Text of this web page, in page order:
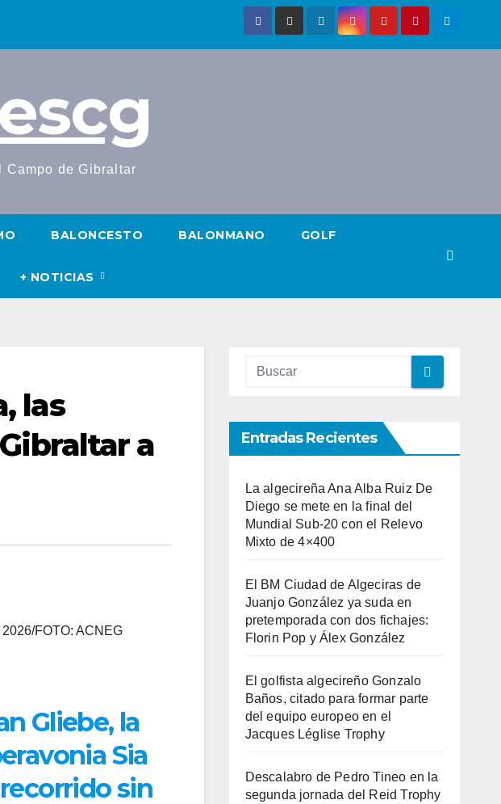
Campo de Gibraltar
BALONCESTO BALONMANO GOLF
+ NOTICIAS
las
a
FOTO: ACNEG
Gliebe, la
Sia
sin
Entradas Recientes
La algecireña Ana Alba Ruiz De
Diego se mete en la final del
Mundial Sub-20 con el Relevo
Mixto de 4×400
El BM Ciudad de Algeciras de
Juanjo González ya suda en
pretemporada con dos fichajes:
Florin Pop y Álex González
El golfista algecireño Gonzalo
Baños, citado para formar parte
del equipo europeo en el
Jacques Léglise Trophy
Descalabro de Pedro Tineo en la
segunda jornada del Reid Trophy